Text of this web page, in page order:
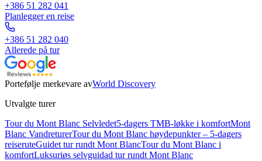
+386 51 282 041
Planlegger en reise
+386 51 282 040
Allerede på tur
Portefølje merkevare avWorld Discovery
Utvalgte turer
Tour du Mont Blanc Selvledet5-dagers TMB-løkke i komfortMont
Blanc VandreturerTour du Mont Blanc høydepunkter – 5-dagers
reiseruteGuidet tur rundt Mont BlancTour du Mont Blanc i
komfortLuksuriøs selvguidad tur rundt Mont Blanc